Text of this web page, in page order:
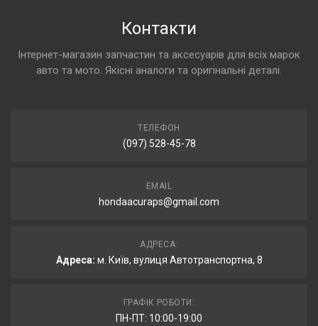
Контакти
Інтернет-магазин запчастин та аксесуарів для всіх марок
авто та мото. Якісні аналоги та оригінальні деталі.
ТЕЛЕФОН
(097) 528-45-78
EMAIL
hondaacuraps@gmail.com
АДРЕСА:
Адреса: м. Київ, вулиця Автотранспортна, 8
ГРАФІК РОБОТИ:
ПН-ПТ: 10:00-19:00